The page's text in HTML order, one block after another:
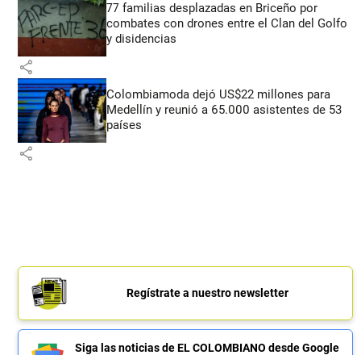
77 familias desplazadas en Briceño por
combates con drones entre el Clan del Golfo
y disidencias
share
Colombiamoda dejó US$22 millones para
Medellín y reunió a 65.000 asistentes de 53
países
share
Regístrate a nuestro newsletter
Siga las noticias de EL COLOMBIANO desde Google